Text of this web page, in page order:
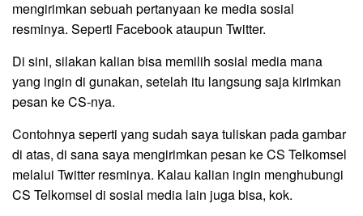
mengirimkan sebuah pertanyaan ke media sosial
resminya. Seperti Facebook ataupun Twitter.
Di sini, silakan kalian bisa memilih sosial media mana
yang ingin di gunakan, setelah itu langsung saja kirimkan
pesan ke CS-nya.
Contohnya seperti yang sudah saya tuliskan pada gambar
di atas, di sana saya mengirimkan pesan ke CS Telkomsel
melalui Twitter resminya. Kalau kalian ingin menghubungi
CS Telkomsel di sosial media lain juga bisa, kok.